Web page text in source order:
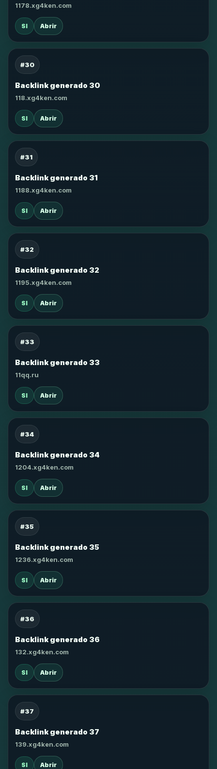
1178.xg4ken.com
SI Abrir
#30
Backlink generado 30
118.xg4ken.com
SI Abrir
#31
Backlink generado 31
1188.xg4ken.com
SI Abrir
#32
Backlink generado 32
1195.xg4ken.com
SI Abrir
#33
Backlink generado 33
11qq.ru
SI Abrir
#34
Backlink generado 34
1204.xg4ken.com
SI Abrir
#35
Backlink generado 35
1236.xg4ken.com
SI Abrir
#36
Backlink generado 36
132.xg4ken.com
SI Abrir
#37
Backlink generado 37
139.xg4ken.com
SI Abrir